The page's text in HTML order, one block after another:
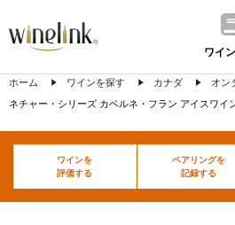
ワイ
ホーム ワインを探す カナダ オン
ネチャー・シリーズ カベルネ・フラン アイスワイ
ワインを
評価する
ペアリングを
記録する